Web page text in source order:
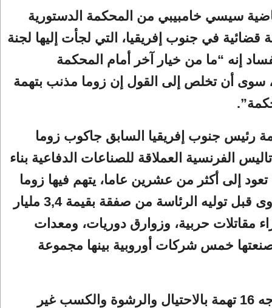
سيسي خامبيبي من المحكمة الدستورية
في جنوب إفريقيا، التي لجأت إليها لجنة
إنه “ما من خيار آخر أمام المحكمة
سوى أن تخلص إلى القول إن زوما مذنب بتهمة
رئيس جنوب إفريقيا السابق جاكوب زوما
الفرنسية العملاقة للصناعات الدفاعية بناء
إلى أكثر من عشرين عاما، يتهم فيها زوما
بتلقي رشاوى قبل توليه الرئاسة من صفقة بقيمة 3,4 مليار
مقاتلات حربية، وزوارق دوريات، ومعدات
خمس شركات أوروبية بينها مجموعة
كما أنه يواجه 16 تهمة بالاحتيال والرشوة والكسب غير